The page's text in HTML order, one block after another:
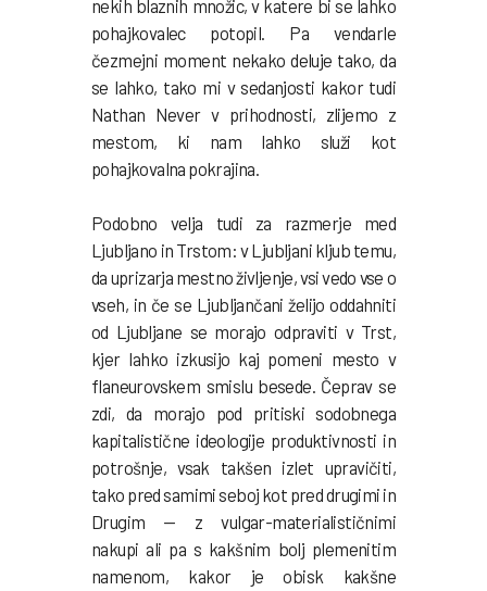
nekih blaznih množic, v katere bi se lahko
pohajkovalec potopil. Pa vendarle
čezmejni moment nekako deluje tako, da
se lahko, tako mi v sedanjosti kakor tudi
Nathan Never v prihodnosti, zlijemo z
mestom, ki nam lahko služi kot
pohajkovalna pokrajina.
Podobno velja tudi za razmerje med
Ljubljano in Trstom: v Ljubljani kljub temu,
da uprizarja mestno življenje, vsi vedo vse o
vseh, in če se Ljubljančani želijo oddahniti
od Ljubljane se morajo odpraviti v Trst,
kjer lahko izkusijo kaj pomeni mesto v
flaneurovskem smislu besede. Čeprav se
zdi, da morajo pod pritiski sodobnega
kapitalistične ideologije produktivnosti in
potrošnje, vsak takšen izlet upravičiti,
tako pred samimi seboj kot pred drugimi in
Drugim — z vulgar-materialističnimi
nakupi ali pa s kakšnim bolj plemenitim
namenom, kakor je obisk kakšne